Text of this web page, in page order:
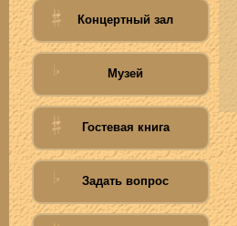
Концертный зал
Музей
Гостевая книга
Задать вопрос